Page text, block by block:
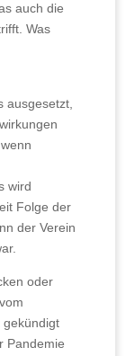
auch die
Was
ausgesetzt,
wird
Folge der
der Verein
oder
Pandemie